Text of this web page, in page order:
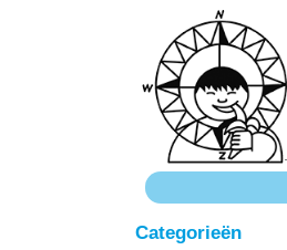
Categorieën